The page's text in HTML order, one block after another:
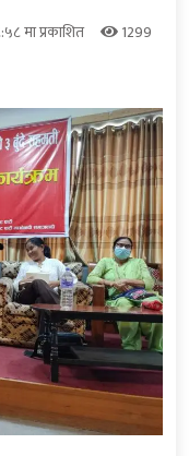
मा प्रकाशित
1299